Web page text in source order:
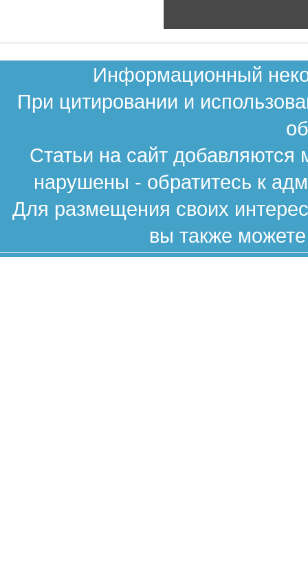
Информационный
При цитировании и
Статьи на сайт
нарушены - обратитесь к
Для размещения своих
вы также